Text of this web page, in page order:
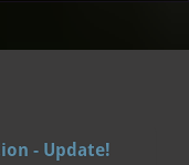
- Update!